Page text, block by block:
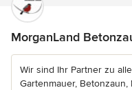
MorganLand
Wir sind Ihr Partner zu
Gartenmauer, Betonzaun,